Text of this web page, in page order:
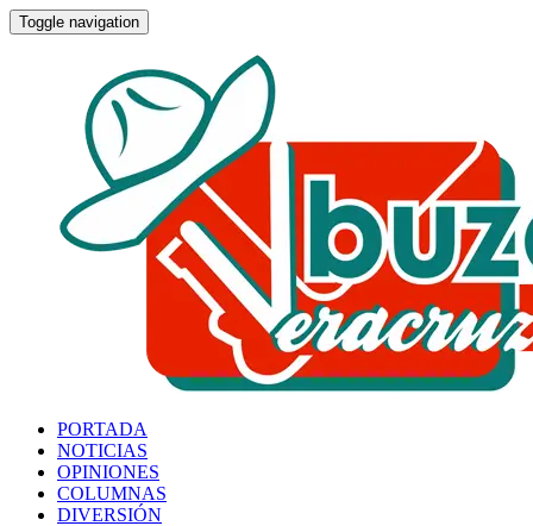
Toggle navigation
PORTADA
NOTICIAS
OPINIONES
COLUMNAS
DIVERSIÓN